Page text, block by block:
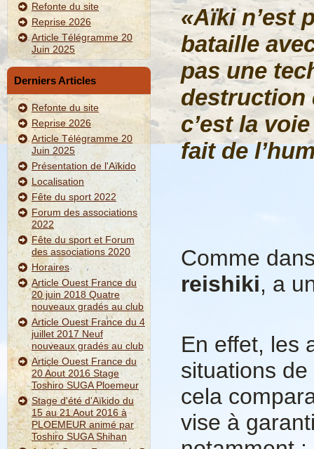
Refonte du site
Reprise 2026
Article Télégramme 20
Juin 2025
Derniers Articles
Refonte du site
Reprise 2026
Article Télégramme 20
Juin 2025
Présentation de l'Aïkido
Localisation
Fête du sport 2022
Forum des associations
2022
Fête du sport et Forum
des associations 2020
Horaires
Article Ouest France du
20 juin 2018 Quatre
nouveaux gradés au club
Article Ouest France du 4
juillet 2017 Neuf
nouveaux gradés au club
Article Ouest France du
20 Aout 2016 Stage
Toshiro SUGA Ploemeur
Stage d'été d'Aïkido du
15 au 21 Aout 2016 à
PLOEMEUR animé par
Toshiro SUGA Shihan
«Aïki n’est
bataille
pas une
destruction
c’est la
fait de
Comme
reishiki, a
En effet, les
situations
cela
vise à